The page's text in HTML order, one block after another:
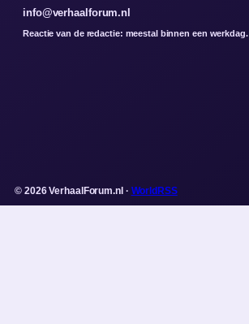
info@verhaalforum.nl
Reactie van de redactie: meestal binnen een werkdag.
© 2026 VerhaalForum.nl · WorldRSS